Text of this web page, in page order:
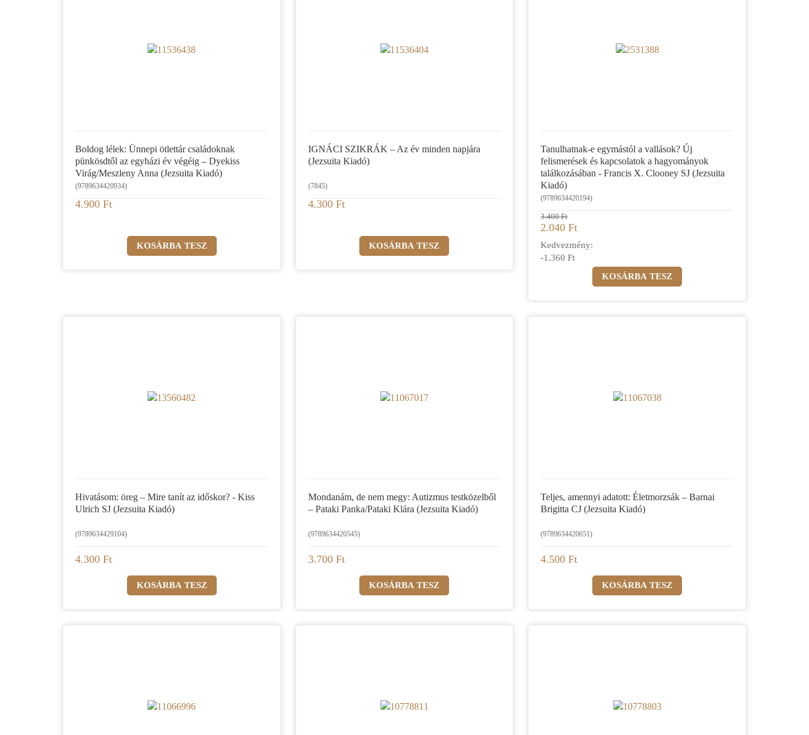
Boldog lélek: Ünnepi ötlettár családoknak
pünkösdtől az egyházi év végéig – Dyekiss
Virág/Meszleny Anna (Jezsuita Kiadó)
(9789634420934)
4.900 Ft
IGNÁCI SZIKRÁK – Az év minden napjára
(Jezsuita Kiadó)
(7845)
4.300 Ft
Tanulhatnak-e egymástól a vallások? Új
felismerések és kapcsolatok a hagyományok
találkozásában - Francis X. Clooney SJ (Jezsuita
Kiadó)
(9789634420194)
3.400 Ft
2.040 Ft
Kedvezmény:
-1.360 Ft
Hivatásom: öreg – Mire tanít az időskor? - Kiss
Ulrich SJ (Jezsuita Kiadó)
(9789634429104)
4.300 Ft
Mondanám, de nem megy: Autizmus testközelből
– Pataki Panka/Pataki Klára (Jezsuita Kiadó)
(9789634420545)
3.700 Ft
Teljes, amennyi adatott: Életmorzsák – Barnai
Brigitta CJ (Jezsuita Kiadó)
(9789634420651)
4.500 Ft